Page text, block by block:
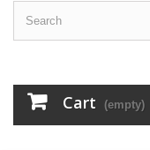
Cart (empty)